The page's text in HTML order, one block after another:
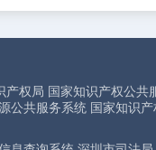
产权局 国家知识产权公共
公共服务系统 国家知识